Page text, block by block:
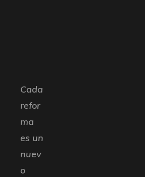
Cada
refor
ma
es un
nuev
o